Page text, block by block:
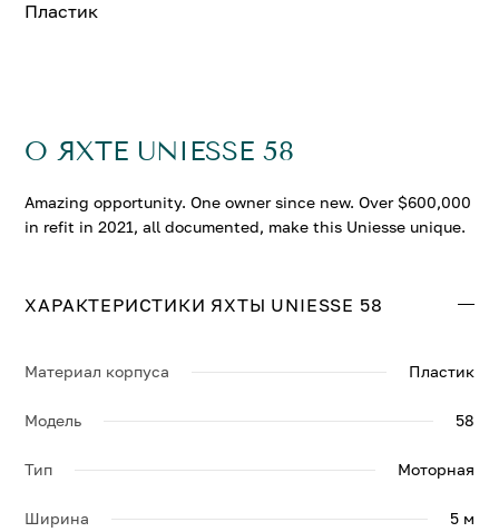
Пластик
О ЯХТЕ UNIESSE 58
Amazing opportunity. One owner since new. Over $600,000
in refit in 2021, all documented, make this Uniesse unique.
ХАРАКТЕРИСТИКИ ЯХТЫ UNIESSE 58
Материал корпуса Пластик
Модель 58
Тип Моторная
Ширина 5 м